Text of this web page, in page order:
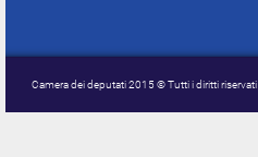
Camera dei deputati 2015 © Tutti i diritti riservati